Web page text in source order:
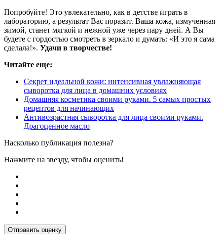
Попробуйте! Это увлекательно, как в детстве играть в
лабораторию, а результат Вас поразит. Ваша кожа, измученная
зимой, станет мягкой и нежной уже через пару дней. А Вы
будете с гордостью смотреть в зеркало и думать: «И это я сама
сделала!». Удачи в творчестве!
Читайте еще:
Секрет идеальной кожи: интенсивная увлажняющая
сыворотка для лица в домашних условиях
Домашняя косметика своими руками. 5 самых простых
рецептов для начинающих
Антивозрастная сыворотка для лица своими руками.
Драгоценное масло
Насколько публикация полезна?
Нажмите на звезду, чтобы оценить!
Отправить оценку